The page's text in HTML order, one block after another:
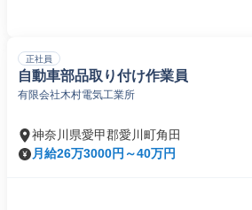
正社員
自動車部品取り付け作業員
有限会社木村電気工業所
神奈川県愛甲郡愛川町角田
月給26万3000円～40万円